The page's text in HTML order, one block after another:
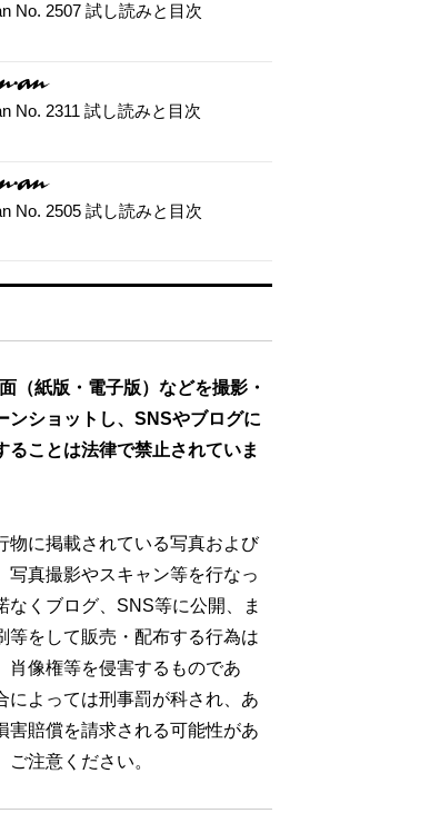
No. 2507 試し読みと目次
No. 2311 試し読みと目次
No. 2505 試し読みと目次
（紙版・電子版）などを撮影・
ンショットし、SNSやブログに
ることは法律で禁止されていま
物に掲載されている写真および
写真撮影やスキャン等を行なっ
なくブログ、SNS等に公開、ま
等をして販売・配布する行為は
肖像権等を侵害するものであ
によっては刑事罰が科され、あ
害賠償を請求される可能性があ
ご注意ください。